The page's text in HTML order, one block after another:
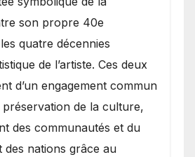
son propre 40e
quatre décennies
de l’artiste. Ces deux
d’un engagement commun
de la culture,
des communautés et du
nations grâce au